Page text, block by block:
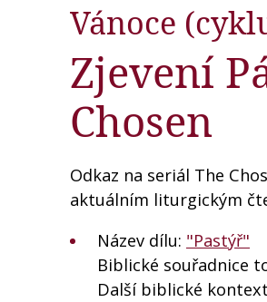
Vánoce
Zjevení
Chosen
Odkaz na seriál The
aktuálním liturgickým
Název dílu: "Pastýř"
Biblické souřadnice
Další biblické